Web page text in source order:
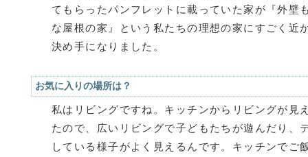
てもらったパンフレットに載っていた家が『外壁
な屋根の家』という私たちの理想の家にすごく近
決め手になりました。
お気に入りの場所は？
私はリビングですね。キッチンからリビングが見
たので、広いリビングで子どもたちが遊んだり、
している様子がよく見えるんです。キッチンでご